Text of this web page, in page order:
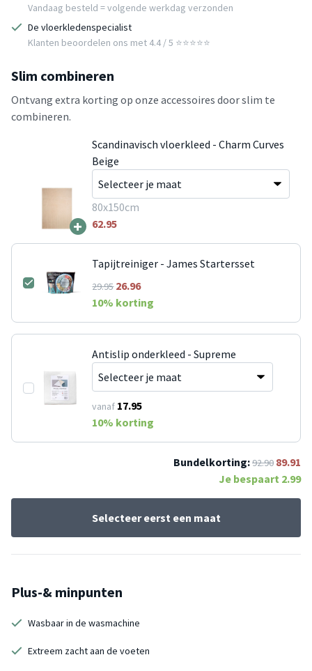
Vandaag besteld = volgende werkdag verzonden
De vloerkledenspecialist
Klanten beoordelen ons met 4.4 / 5 ⭐⭐⭐⭐⭐
Slim combineren
Ontvang extra korting op onze accessoires door slim te
combineren.
+
Scandinavisch vloerkleed - Charm Curves
Beige
80x150cm
62.95
Tapijtreiniger - James Startersset
29.9526.96
10% korting
Antislip onderkleed - Supreme
vanaf 17.95
10% korting
Bundelkorting:92.90 89.91
Je bespaart 2.99
Selecteer eerst een maat
Plus-& minpunten
Wasbaar in de wasmachine
Extreem zacht aan de voeten